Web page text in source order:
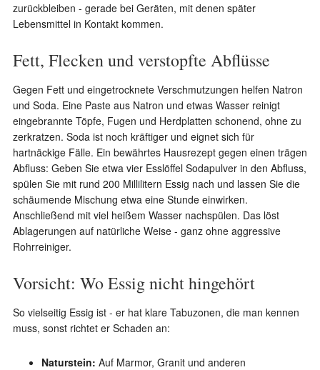
zurückbleiben - gerade bei Geräten, mit denen später
Lebensmittel in Kontakt kommen.
Fett, Flecken und verstopfte Abflüsse
Gegen Fett und eingetrocknete Verschmutzungen helfen Natron
und Soda. Eine Paste aus Natron und etwas Wasser reinigt
eingebrannte Töpfe, Fugen und Herdplatten schonend, ohne zu
zerkratzen. Soda ist noch kräftiger und eignet sich für
hartnäckige Fälle. Ein bewährtes Hausrezept gegen einen trägen
Abfluss: Geben Sie etwa vier Esslöffel Sodapulver in den Abfluss,
spülen Sie mit rund 200 Millilitern Essig nach und lassen Sie die
schäumende Mischung etwa eine Stunde einwirken.
Anschließend mit viel heißem Wasser nachspülen. Das löst
Ablagerungen auf natürliche Weise - ganz ohne aggressive
Rohrreiniger.
Vorsicht: Wo Essig nicht hingehört
So vielseitig Essig ist - er hat klare Tabuzonen, die man kennen
muss, sonst richtet er Schaden an:
Naturstein: Auf Marmor, Granit und anderen